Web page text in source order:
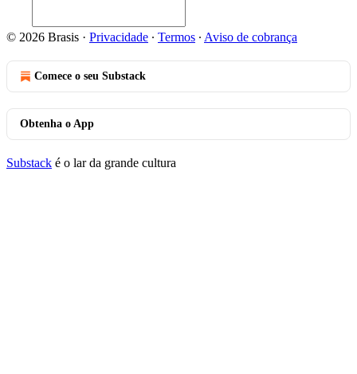
© 2026 Brasis · Privacidade ∙ Termos ∙ Aviso de cobrança
Comece o seu Substack
Obtenha o App
Substack é o lar da grande cultura